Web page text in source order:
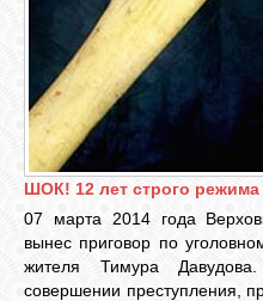
GOOGLE+
TWITTER
FACEBOOK
ШОК! 12 лет строго режима
07 марта 2014 года
вынес приговор по
жителя Тимура
совершении преступления,